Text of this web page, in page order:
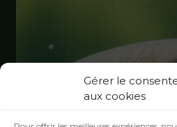
Gérer le
aux cookies